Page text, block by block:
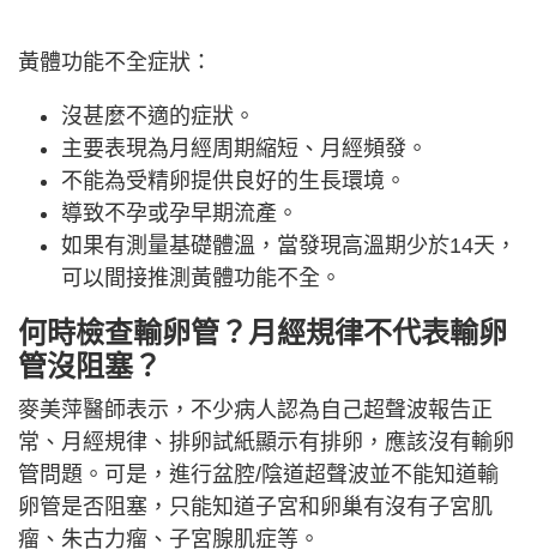
黃體功能不全症狀：
沒甚麼不適的症狀。
主要表現為月經周期縮短、月經頻發。
不能為受精卵提供良好的生長環境。
導致不孕或孕早期流產。
如果有測量基礎體溫，當發現高溫期少於14天，
可以間接推測黃體功能不全。
何時檢查輸卵管？月經規律不代表輸卵
管沒阻塞？
麥美萍醫師表示，不少病人認為自己超聲波報告正
常、月經規律、排卵試紙顯示有排卵，應該沒有輸卵
管問題。可是，進行盆腔/陰道超聲波並不能知道輸
卵管是否阻塞，只能知道子宮和卵巢有沒有子宮肌
瘤、朱古力瘤、子宮腺肌症等。